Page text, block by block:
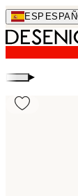
Skip
to
main
content.
ESP
▸